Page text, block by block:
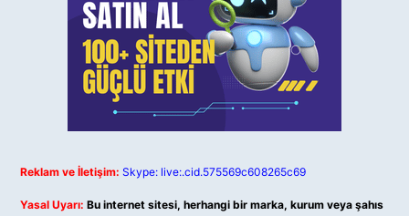
Reklam ve İletişim: Skype: live:.cid.575569c608265c69
Yasal Uyarı: Bu internet sitesi, herhangi bir marka, kurum veya şahıs